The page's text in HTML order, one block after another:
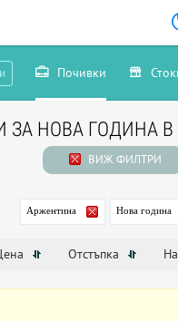
Почивки
ЗА НОВА ГОДИНА В
ВИЖ ФИЛТРИ
Аржентина Нова година
Отстъпка